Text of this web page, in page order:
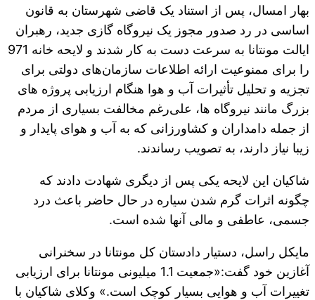
بهار امسال، پس از استناد یک قاضی شهرستان به قانون
اساسی در رد صدور مجوز یک نیروگاه گازی جدید، رهبران
ایالت مونتانا به سرعت دست به کار شدند و لایحه خانه 971
را برای ممنوعیت ارائه اطلاعات سازمان‌های دولتی برای
تجزیه و تحلیل تأثیرات آب و هوا هنگام ارزیابی پروژه های
بزرگ مانند نیروگاه ها، علی‌رغم مخالفت بسیاری از مردم
از جمله دامداران و کشاورزانی که به آب و هوای پایدار و
زیبا نیاز دارند، به تصویب رساندند.
شاکیان این لایحه یکی پس از دیگری شهادت دادند که
چگونه اثرات گرم شدن سیاره در حال حاضر باعث درد
جسمی، عاطفی و مالی آنها شده است.
مایکل راسل، دستیار دادستان کل مونتانا در سخنرانی
آغازین خود گفت:«جمعیت 1.1 میلیونی مونتانا برای ارزیابی
تغییرات آب و هوایی بسیار کوچک است.» وکلای شاکیان با